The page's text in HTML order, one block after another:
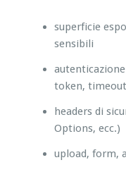
superficie
sensibili
token,
headers di
Options, ecc.)
upload, form,